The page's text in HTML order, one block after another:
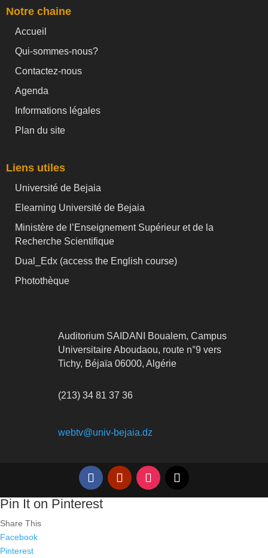
Notre chaine
Accueil
Qui-sommes-nous?
Contactez-nous
Agenda
Informations légales
Plan du site
Liens utiles
Université de Bejaia
Elearning Université de Bejaia
Ministère de l’Enseignement Supérieur et de la
Recherche Scientifique
Dual_Edx (access the English course)
Photothèque
Auditorium SAIDANI Boualem, Campus
Universitaire Aboudaou, route n°9 vers
Tichy, Béjaïa 06000, Algérie
(213) 34 81 37 36
webtv@univ-bejaia.dz
Pin It on Pinterest
Share This
Facebook
Pinterest